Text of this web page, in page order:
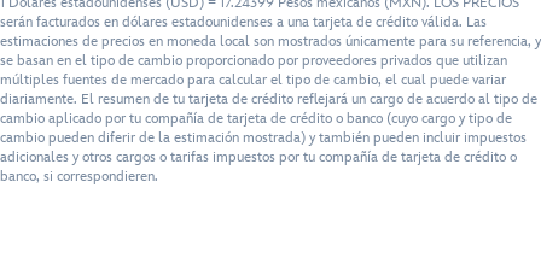
serán facturados en dólares estadounidenses a una tarjeta de crédito válida. Las
estimaciones de precios en moneda local son mostrados únicamente para su referencia, y
se basan en el tipo de cambio proporcionado por proveedores privados que utilizan
múltiples fuentes de mercado para calcular el tipo de cambio, el cual puede variar
diariamente. El resumen de tu tarjeta de crédito reflejará un cargo de acuerdo al tipo de
cambio aplicado por tu compañía de tarjeta de crédito o banco (cuyo cargo y tipo de
cambio pueden diferir de la estimación mostrada) y también pueden incluir impuestos
adicionales y otros cargos o tarifas impuestos por tu compañía de tarjeta de crédito o
banco, si correspondieren.